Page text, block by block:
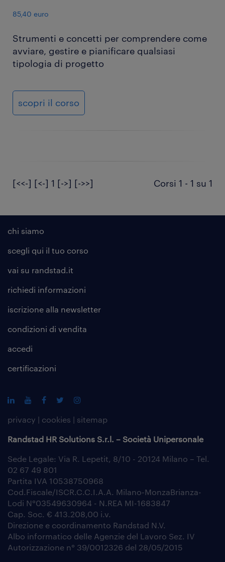
85,40 euro
Strumenti e concetti per comprendere come
avviare, gestire e pianificare qualsiasi
tipologia di progetto
scopri il corso
[<<-] [<-] 1 [->] [->>] Corsi 1 - 1 su 1
chi siamo
scegli qui il tuo corso
vai su randstad.it
richiedi informazioni
iscrizione alla newsletter
condizioni di vendita
accedi
certificazioni
privacy | cookies | sitemap
Randstad HR Solutions S.r.l. – Società Unipersonale
Sede Legale: Via R. Lepetit, 8/10 - 20124 Milano – Tel.
02 67 49 801
Partita IVA 10538750968
Cod.Fiscale/ISCR.C.C.I.A.A. Milano-MonzaBrianza-
Lodi N°03549630964 - N.REA MI-1683847
Cap. Soc. € 413.208,00 i.v.
Direzione e coordinamento Randstad N.V.
Albo informatico delle Agenzie del Lavoro Sez. IV
Autorizzazione n° 39/0012326 del 28/05/2015